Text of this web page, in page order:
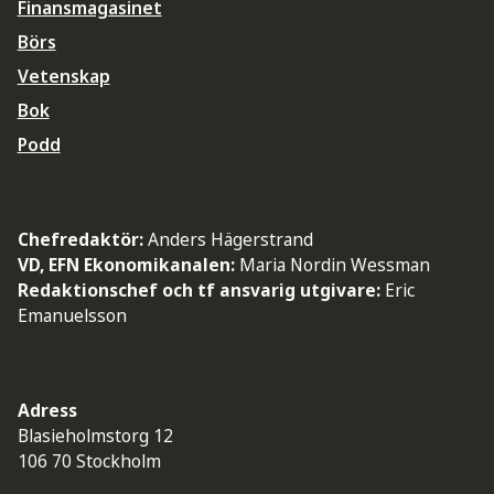
Finansmagasinet
Börs
Vetenskap
Bok
Podd
Chefredaktör:Anders Hägerstrand
VD, EFN Ekonomikanalen: Maria Nordin Wessman
Redaktionschef och tf ansvarig utgivare: Eric
Emanuelsson
Adress
Blasieholmstorg 12
106 70 Stockholm